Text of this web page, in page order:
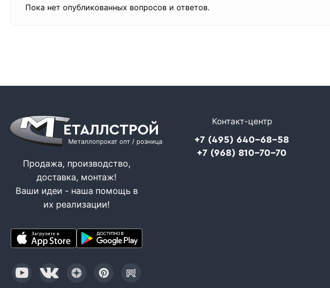
Пока нет опубликованных вопросов и ответов.
ЕТАЛЛСТРОЙ
Металлопрокат опт / розница
Продажа, производство,
доставка, монтаж!
Ваши идеи - наша помощь в
их реализации!
Контакт-центр
+7 (495) 640-68-58
+7 (968) 810-70-70